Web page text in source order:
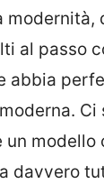
modernità,
al passo
abbia
Ci
modello
davvero